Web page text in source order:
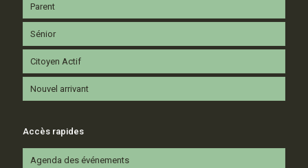
Parent
Sénior
Citoyen Actif
Nouvel arrivant
Accès rapides
Agenda des événements